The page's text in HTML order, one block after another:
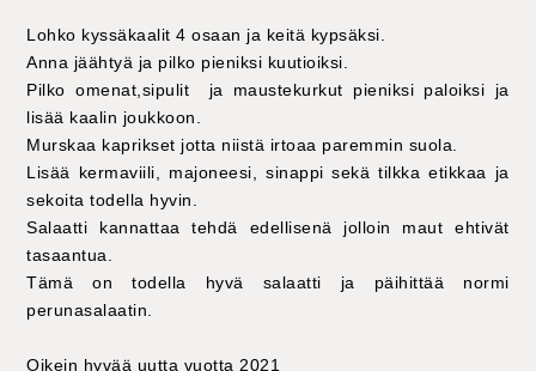
Lohko kyssäkaalit 4 osaan ja keitä kypsäksi.
Anna jäähtyä ja pilko pieniksi kuutioiksi.
Pilko omenat,sipulit ja maustekurkut pieniksi paloiksi ja
lisää kaalin joukkoon.
Murskaa kaprikset jotta niistä irtoaa paremmin suola.
Lisää kermaviili, majoneesi, sinappi sekä tilkka etikkaa ja
sekoita todella hyvin.
Salaatti kannattaa tehdä edellisenä jolloin maut ehtivät
tasaantua.
Tämä on todella hyvä salaatti ja päihittää normi
perunasalaatin.
Oikein hyvää uutta vuotta 2021